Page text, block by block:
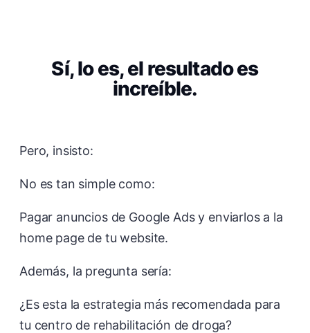
Sí, lo es, el resultado es
increíble.
Pero, insisto:
No es tan simple como:
Pagar anuncios de Google Ads y enviarlos a la
home page de tu website.
Además, la pregunta sería:
¿Es esta la estrategia más recomendada para
tu centro de rehabilitación de droga?